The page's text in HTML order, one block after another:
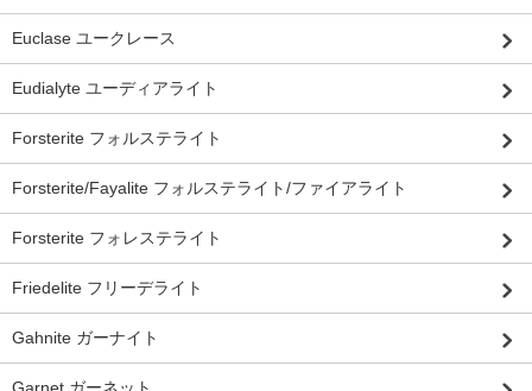
Euclase ユークレース
Eudialyte ユーディアライト
Forsterite フォルステライト
Forsterite/Fayalite フォルステライト/ファイアライト
Forsterite フォレステライト
Friedelite フリーデライト
Gahnite ガーナイト